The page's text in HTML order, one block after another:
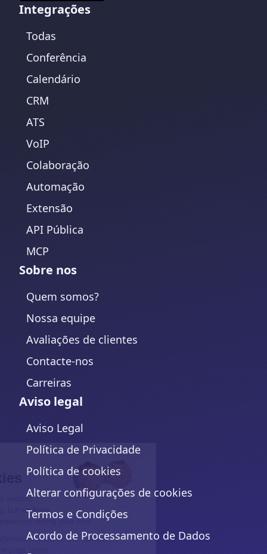
Continue without consent
We're the cookies
We waited to be sure that this website
interests you before knocking, but we
to know if we can be your companions during your visit.
To modify your preferences afterwards, click on the 'Cookie
Integrações
Todas
Conferência
Calendário
CRM
ATS
VoIP
Colaboração
Automação
Extensão
API Pública
MCP
Sobre nos
Quem somos?
Nossa equipe
Avaliações de clientes
Contacte-nos
Carreiras
Aviso legal
Aviso Legal
Política de Privacidade
Política de cookies
Alterar configurações de cookies
Termos e Condições
Acordo de Processamento de Dados